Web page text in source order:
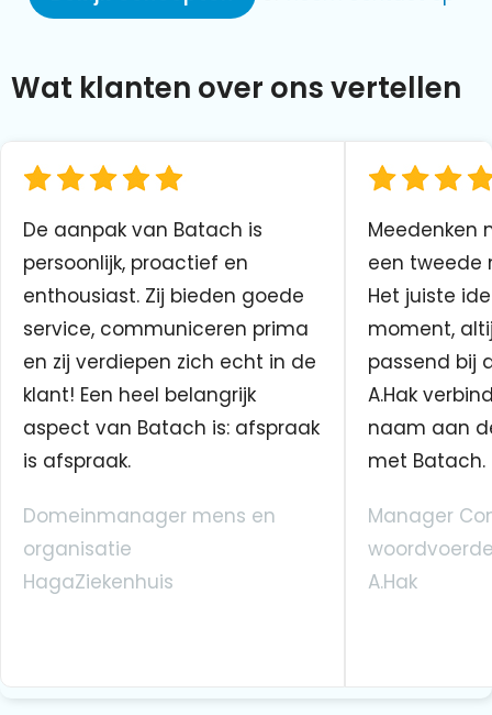
Wat klanten over ons vertellen
De aanpak van Batach is
persoonlijk, proactief en
enthousiast. Zij bieden goede
service, communiceren prima
en zij verdiepen zich echt in de
klant! Een heel belangrijk
aspect van Batach is: afspraak
is afspraak.
Domeinmanager mens en
organisatie
HagaZiekenhuis
Meedenken
een tweede
Het juiste
moment,
passend bij
A.Hak
naam aan
met Batach.
Manager
A.Hak